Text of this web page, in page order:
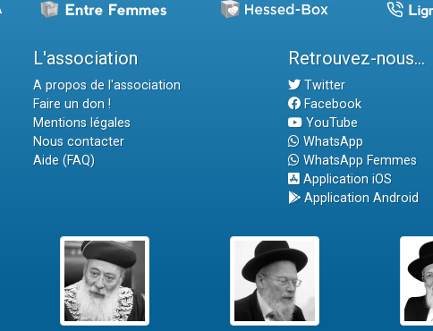
L'association
A propos de l'association
Faire un don !
Mentions légales
Nous contacter
Aide (FAQ)
Retrouvez-nous...
Twitter
Facebook
YouTube
WhatsApp
WhatsApp Femmes
Application iOS
Application Android